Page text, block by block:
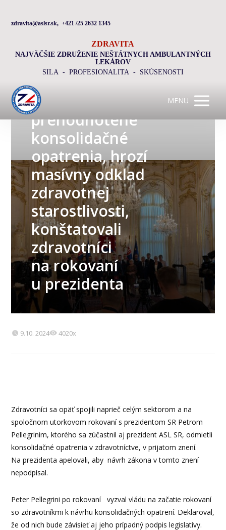
zdravita@aslsr.sk, +421 /25 2632 1345
ZDRAVITA
NAJVÄČŠIE ZDRUŽENIE NEŠTÁTNYCH AMBULANTNÝCH
LEKÁROV
SILA - PROFESIONALITA - SKÚSENOSTI
MENU
Ak nebudú
prehodnotené
konsolidačné
opatrenia, hrozí
masívny odklad
zdravotnej
starostlivosti,
konštatovali
zdravotníci
na rokovaní
u prezidenta
9.10. 2024 4020x
Zdravotníci sa opäť spojili naprieč celým sektorom a na
spoločnom utorkovom rokovaní s prezidentom SR Petrom
Pellegrinim, ktorého sa zúčastnil aj prezident ASL SR, odmietli
konsolidačné opatrenia v zdravotníctve, v prijatom znení.
Na prezidenta apelovali, aby návrh zákona v tomto znení
nepodpísal.
Peter Pellegrini po rokovaní vyzval vládu na začatie rokovaní
so zdravotníkmi k návrhu konsolidačných opatrení. Deklaroval,
že od nich bude závisieť aj jeho prípadný podpis legislatívy.